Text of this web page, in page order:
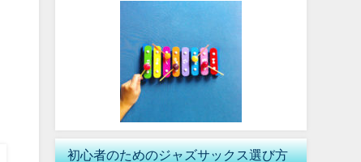
初心者のためのジャズサックス選び方